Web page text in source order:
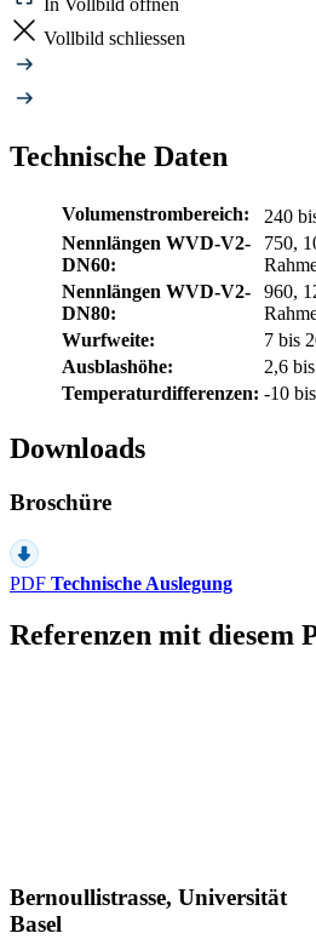
Vollbild schliessen
Technische Daten
Volumenstrombereich: 240
Nennlängen WVD-V2-
DN60:
750,
Nennlängen WVD-V2-
DN80:
960,
Wurfweite:
7 bis
Ausblashöhe:
2,6
Temperaturdifferenzen: -10
Downloads
Broschüre
PDF Technische Auslegung
Referenzen mit diesem
Bernoullistrasse, Universität
Basel